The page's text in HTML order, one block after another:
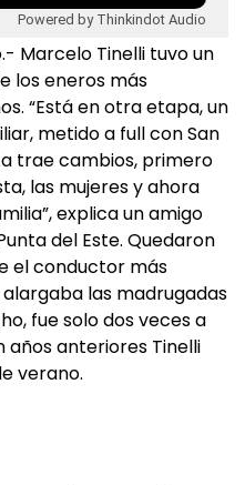
Powered by Thinkindot Audio
Marcelo Tinelli tuvo un
los eneros más
“Está en otra etapa, un
metido a full con San
trae cambios, primero
las mujeres y ahora
explica un amigo
del Este. Quedaron
el conductor más
las madrugadas
fue solo dos veces a
años anteriores Tinelli
verano.